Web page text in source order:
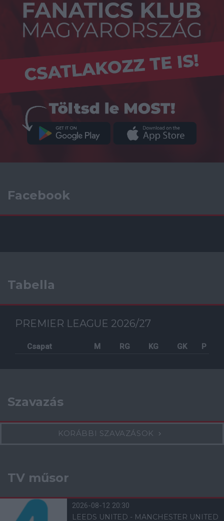
Facebook
Tabella
PREMIER LEAGUE 2026/27
Csapat M RG KG GK P
Szavazás
KORÁBBI SZAVAZÁSOK
TV műsor
2026-08-12 20:30
LEEDS UNITED - MANCHESTER UNITED